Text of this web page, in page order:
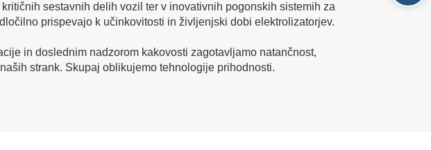
sestavnih delih vozil ter v inovativnih pogonskih sistemih za
prispevajo k učinkovitosti in življenjski dobi elektrolizatorjev.
in doslednim nadzorom kakovosti zagotavljamo natančnost,
strank. Skupaj oblikujemo tehnologije prihodnosti.